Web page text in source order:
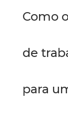
Como
de
para